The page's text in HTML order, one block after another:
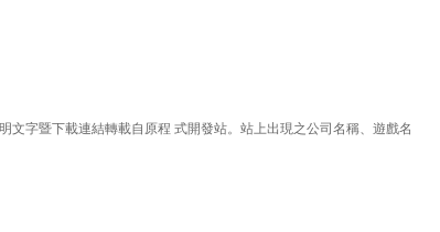
字暨下載連結轉載自原程 式開發站。站上出現之公司名稱、遊戲名